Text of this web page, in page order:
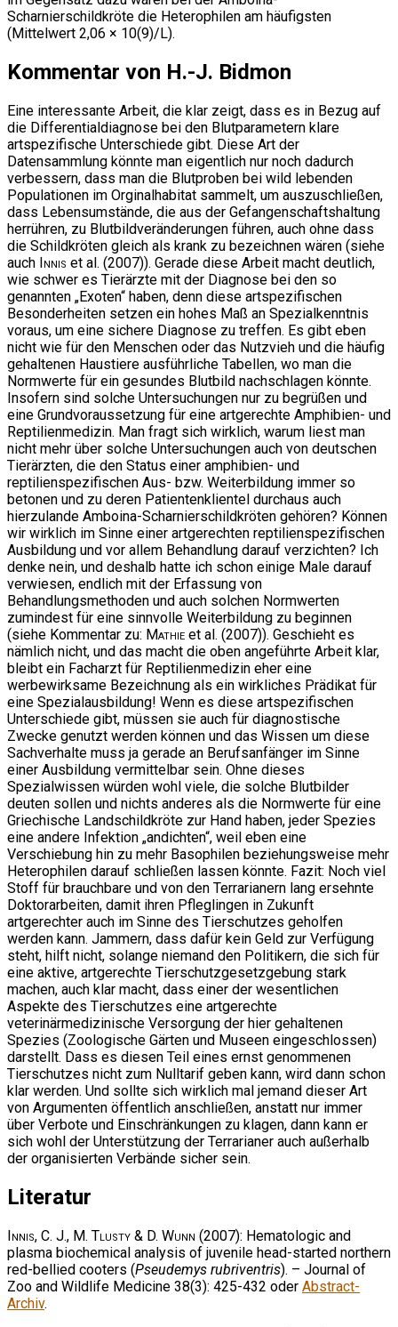
Scharnierschildkröte die Heterophilen am häufigsten
(Mittelwert 2,06 × 10(9)/L).
Kommentar von H.-J. Bidmon
Eine interessante Arbeit, die klar zeigt, dass es in Bezug auf
die Differentialdiagnose bei den Blutparametern klare
artspezifische Unterschiede gibt. Diese Art der
Datensammlung könnte man eigentlich nur noch dadurch
verbessern, dass man die Blutproben bei wild lebenden
Populationen im Orginalhabitat sammelt, um auszuschließen,
dass Lebensumstände, die aus der Gefangenschaftshaltung
herrühren, zu Blutbildveränderungen führen, auch ohne dass
die Schildkröten gleich als krank zu bezeichnen wären (siehe
auch Innis et al. (2007)). Gerade diese Arbeit macht deutlich,
wie schwer es Tierärzte mit der Diagnose bei den so
genannten „Exoten“ haben, denn diese artspezifischen
Besonderheiten setzen ein hohes Maß an Spezialkenntnis
voraus, um eine sichere Diagnose zu treffen. Es gibt eben
nicht wie für den Menschen oder das Nutzvieh und die häufig
gehaltenen Haustiere ausführliche Tabellen, wo man die
Normwerte für ein gesundes Blutbild nachschlagen könnte.
Insofern sind solche Untersuchungen nur zu begrüßen und
eine Grundvoraussetzung für eine artgerechte Amphibien- und
Reptilienmedizin. Man fragt sich wirklich, warum liest man
nicht mehr über solche Untersuchungen auch von deutschen
Tierärzten, die den Status einer amphibien- und
reptilienspezifischen Aus- bzw. Weiterbildung immer so
betonen und zu deren Patientenklientel durchaus auch
hierzulande Amboina-Scharnierschildkröten gehören? Können
wir wirklich im Sinne einer artgerechten reptilienspezifischen
Ausbildung und vor allem Behandlung darauf verzichten? Ich
denke nein, und deshalb hatte ich schon einige Male darauf
verwiesen, endlich mit der Erfassung von
Behandlungsmethoden und auch solchen Normwerten
zumindest für eine sinnvolle Weiterbildung zu beginnen
(siehe Kommentar zu: Mathie et al. (2007)). Geschieht es
nämlich nicht, und das macht die oben angeführte Arbeit klar,
bleibt ein Facharzt für Reptilienmedizin eher eine
werbewirksame Bezeichnung als ein wirkliches Prädikat für
eine Spezialausbildung! Wenn es diese artspezifischen
Unterschiede gibt, müssen sie auch für diagnostische
Zwecke genutzt werden können und das Wissen um diese
Sachverhalte muss ja gerade an Berufsanfänger im Sinne
einer Ausbildung vermittelbar sein. Ohne dieses
Spezialwissen würden wohl viele, die solche Blutbilder
deuten sollen und nichts anderes als die Normwerte für eine
Griechische Landschildkröte zur Hand haben, jeder Spezies
eine andere Infektion „andichten“, weil eben eine
Verschiebung hin zu mehr Basophilen beziehungsweise mehr
Heterophilen darauf schließen lassen könnte. Fazit: Noch viel
Stoff für brauchbare und von den Terrarianern lang ersehnte
Doktorarbeiten, damit ihren Pfleglingen in Zukunft
artgerechter auch im Sinne des Tierschutzes geholfen
werden kann. Jammern, dass dafür kein Geld zur Verfügung
steht, hilft nicht, solange niemand den Politikern, die sich für
eine aktive, artgerechte Tierschutzgesetzgebung stark
machen, auch klar macht, dass einer der wesentlichen
Aspekte des Tierschutzes eine artgerechte
veterinärmedizinische Versorgung der hier gehaltenen
Spezies (Zoologische Gärten und Museen eingeschlossen)
darstellt. Dass es diesen Teil eines ernst genommenen
Tierschutzes nicht zum Nulltarif geben kann, wird dann schon
klar werden. Und sollte sich wirklich mal jemand dieser Art
von Argumenten öffentlich anschließen, anstatt nur immer
über Verbote und Einschränkungen zu klagen, dann kann er
sich wohl der Unterstützung der Terrarianer auch außerhalb
der organisierten Verbände sicher sein.
Literatur
Innis, C. J., M. Tlusty & D. Wunn (2007): Hematologic and
plasma biochemical analysis of juvenile head-started northern
red-bellied cooters (Pseudemys rubriventris). – Journal of
Zoo and Wildlife Medicine 38(3): 425-432 oder Abstract-
Archiv.